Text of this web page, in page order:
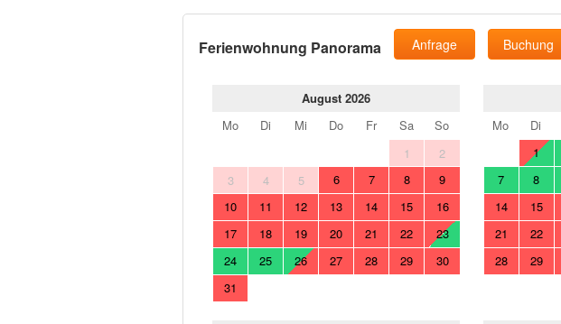
Ferienwohnung Panorama Anfrage Buchung
August 2026
Mo
Di Mi Do Fr Sa
So
1
2
3
4 5 6 7 8
9
10
11 12 13 14 15
16
17
18 19 20 21 22
23
24
25 26 27 28 29
30
31
Mo
Di
1
7
8
14
15
21
22
28
29